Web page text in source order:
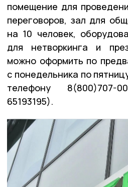
помещение для
переговоров, зал для
на 10 человек,
для нетворкинга и
можно оформить по
с понедельника по
телефону 8(800)707-
65193195).